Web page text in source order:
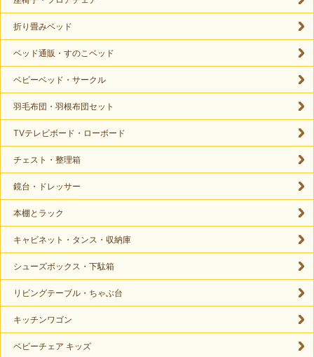
折り畳みベッド
ベッド通販・すのこベッド
ベビーベッド・サークル
羽毛布団・羽根布団セット
TVテレビボード・ローボード
チェスト・整理箱
鏡台・ドレッサー
本棚とラック
キャビネット・タンス・収納庫
シューズボックス・下駄箱
リビングテーブル・ちゃぶ台
キッチンワゴン
ベビーチェア キッズ